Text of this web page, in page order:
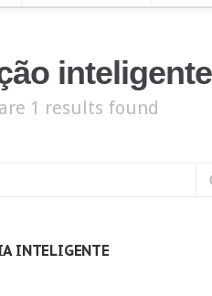
1 results found
INTELIGENTE